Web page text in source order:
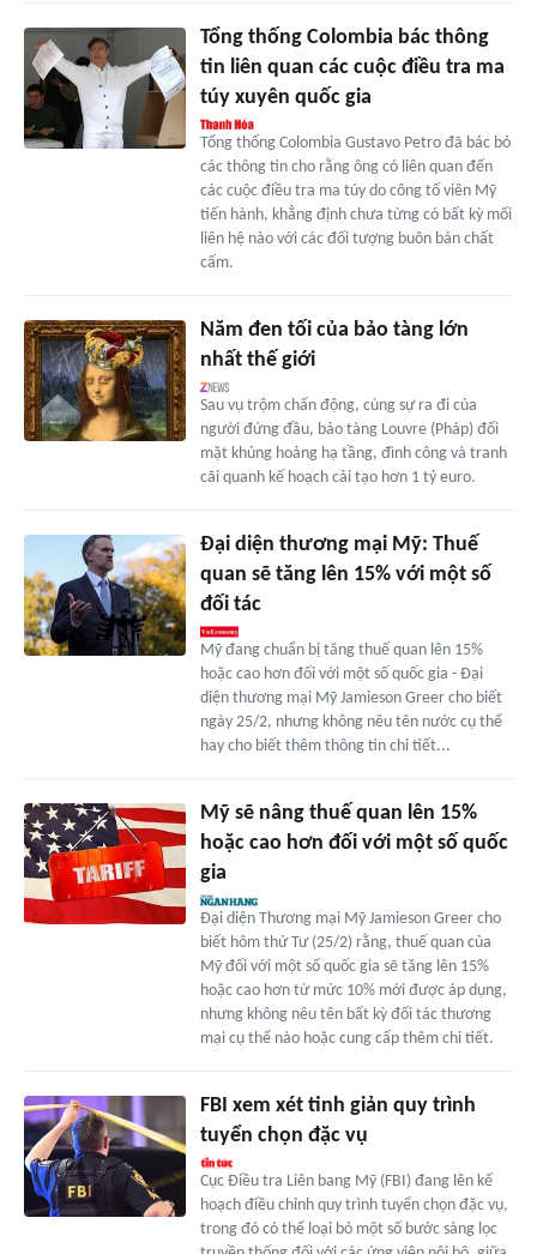
Tổng thống Colombia bác thông
tin liên quan các cuộc điều tra ma
túy xuyên quốc gia
Tổng thống Colombia Gustavo Petro đã bác bỏ
các thông tin cho rằng ông có liên quan đến
các cuộc điều tra ma túy do công tố viên Mỹ
tiến hành, khẳng định chưa từng có bất kỳ mối
liên hệ nào với các đối tượng buôn bán chất
cấm.
Năm đen tối của bảo tàng lớn
nhất thế giới
Sau vụ trộm chấn động, cùng sự ra đi của
người đứng đầu, bảo tàng Louvre (Pháp) đối
mặt khủng hoảng hạ tầng, đình công và tranh
cãi quanh kế hoạch cải tạo hơn 1 tỷ euro.
Đại diện thương mại Mỹ: Thuế
quan sẽ tăng lên 15% với một số
đối tác
Mỹ đang chuẩn bị tăng thuế quan lên 15%
hoặc cao hơn đối với một số quốc gia - Đại
diện thương mại Mỹ Jamieson Greer cho biết
ngày 25/2, nhưng không nêu tên nước cụ thể
hay cho biết thêm thông tin chi tiết...
Mỹ sẽ nâng thuế quan lên 15%
hoặc cao hơn đối với một số quốc
gia
Đại diện Thương mại Mỹ Jamieson Greer cho
biết hôm thứ Tư (25/2) rằng, thuế quan của
Mỹ đối với một số quốc gia sẽ tăng lên 15%
hoặc cao hơn từ mức 10% mới được áp dụng,
nhưng không nêu tên bất kỳ đối tác thương
mại cụ thể nào hoặc cung cấp thêm chi tiết.
FBI xem xét tinh giản quy trình
tuyển chọn đặc vụ
Cục Điều tra Liên bang Mỹ (FBI) đang lên kế
hoạch điều chỉnh quy trình tuyển chọn đặc vụ,
trong đó có thể loại bỏ một số bước sàng lọc